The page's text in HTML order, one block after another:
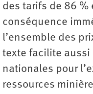
des tarifs de 86 %
conséquence
l’ensemble des
texte facilite
nationales pour
ressources